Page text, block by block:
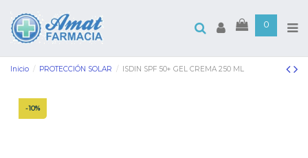
0
Inicio PROTECCIÓN SOLAR ISDIN SPF 50+ GEL CREMA 250 ML
-10%